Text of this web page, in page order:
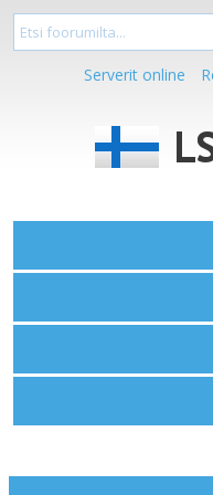
Serverit online